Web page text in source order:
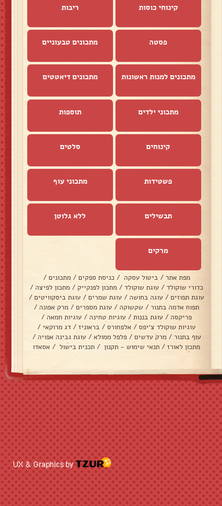
קינוחי כוסות ריבות
פסטה מתכונים טבעוניים
מתכונים למנות ראשונות מתכונים דיאטטים
מתכוני ילדים תוספות
קינוחים סלטים
פשטידות מתכוני עוף
תבשילים ללא גלוטן
מרקים
מפת אתר / ביטול עסקה / כניסת ספקים / מתכונים /
כדורי שוקולד / עוגת שוקולד / מתכון לפנקייק / מתכון לפיצה /
עוגת תפוזים / עוגה בחושה / עוגת שמרים / עוגת ביסקוויטים /
תפוח אדמה בתנור / שקשוקה / עוגת מספרים / מרק אפונה /
פריקסה / עוגת בננות / עוגיות טחינה / עוגיות חמאה /
עוגיות שוקולד צ׳יפס / אלפחורס / בראוניז / דג מרוקאי /
עוף בתנור / מרק עדשים / פלפל ממולא / עוגת גבינה אפויה /
מתכון לאורז / תנאי שימוש - תקנון / תכנית בישול / אסאדו